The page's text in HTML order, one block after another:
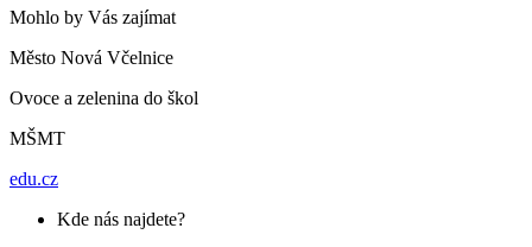
Mohlo by Vás zajímat
Město Nová Včelnice
Ovoce a zelenina do škol
MŠMT
edu.cz
Kde nás najdete?